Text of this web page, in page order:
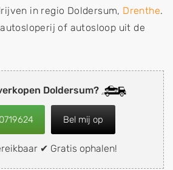
Doldersum?
Bel mij op
✔ Gratis ophalen!
in regio Doldersum, Drenthe.
of autosloop uit de
is in de verkoop van
schadeauto's en
zonder apk keuring). Wilt u
motor of brommobiel
aan een
buurt, deze zelf wegbrengen
liever laten ophalen op een